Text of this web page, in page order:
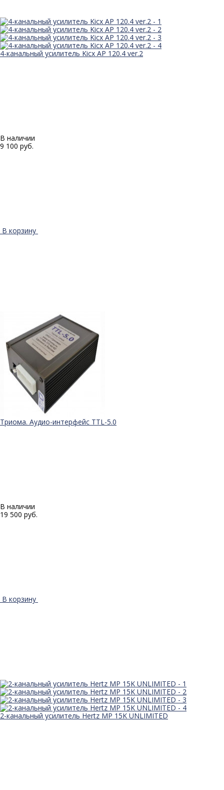
4-канальный усилитель Kicx AP 120.4 ver.2
В наличии
9 100 руб.
В корзину
Триома. Аудио-интерфейс TTL-5.0
В наличии
19 500 руб.
В корзину
2-канальный усилитель Hertz MP 15K UNLIMITED